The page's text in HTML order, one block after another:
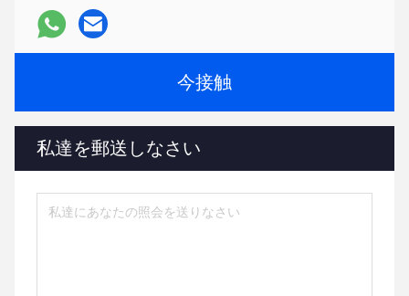
今接触
私達を郵送しなさい